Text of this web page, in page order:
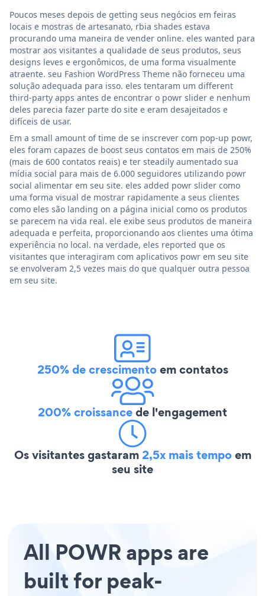
Poucos meses depois de getting seus negócios em feiras
locais e mostras de artesanato, rbia shades estava
procurando uma maneira de vender online. eles wanted para
mostrar aos visitantes a qualidade de seus produtos, seus
designs leves e ergonômicos, de uma forma visualmente
atraente. seu Fashion WordPress Theme não forneceu uma
solução adequada para isso. eles tentaram um different
third-party apps antes de encontrar o powr slider e nenhum
deles parecia fazer parte do site e eram desajeitados e
difíceis de usar.
Em a small amount of time de se inscrever com pop-up powr,
eles foram capazes de boost seus contatos em mais de 250%
(mais de 600 contatos reais) e ter steadily aumentado sua
mídia social para mais de 6.000 seguidores utilizando powr
social alimentar em seu site. eles added powr slider como
uma forma visual de mostrar rapidamente a seus clientes
como eles são landing on a página inicial como os produtos
se parecem na vida real. ele exibe seus produtos de maneira
adequada e perfeita, proporcionando aos clientes uma ótima
experiência no local. na verdade, eles reported que os
visitantes que interagiram com aplicativos powr em seu site
se envolveram 2,5 vezes mais do que qualquer outra pessoa
em seu site.
250% de crescimentoem contatos
200% croissancede l'engagement
Os visitantes gastaram2,5x mais tempoem
seu site
All POWR apps are
built for peak-